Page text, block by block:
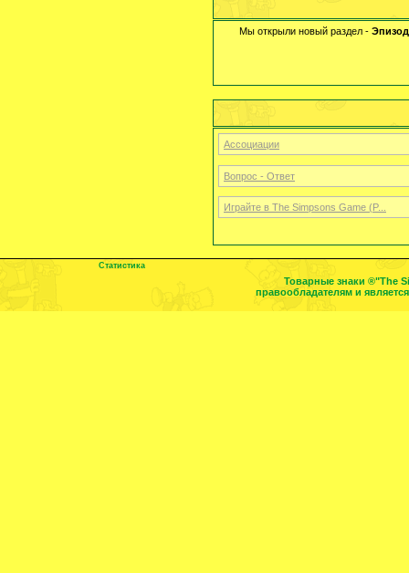
Мы открыли новый раздел -
Ассоциации
Вопрос - Ответ
Играйте в The Simpsons Game (P...
Статистика
Товарные знаки ®"The
правообладателям и